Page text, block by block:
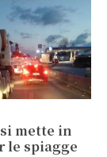
mette in
le spiagge